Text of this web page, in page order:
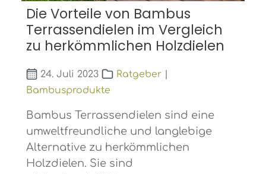
Die Vorteile von Bambus
Terrassendielen im Vergleich
zu herkömmlichen Holzdielen
24. Juli 2023 Ratgeber|
Bambusprodukte
Bambus Terrassendielen sind eine
umweltfreundliche und langlebige
Alternative zu herkömmlichen
Holzdielen. Sie sind